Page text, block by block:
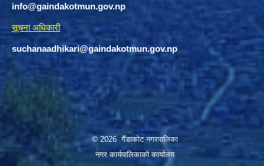
info@gaindakotmun.gov.np
सूचना अधिकारी
suchanaadhikari@gaindakotmun.gov.np
© 2026 गैंडाकोट नगरपालिका
नगर कार्यपालिकाको कार्यालय